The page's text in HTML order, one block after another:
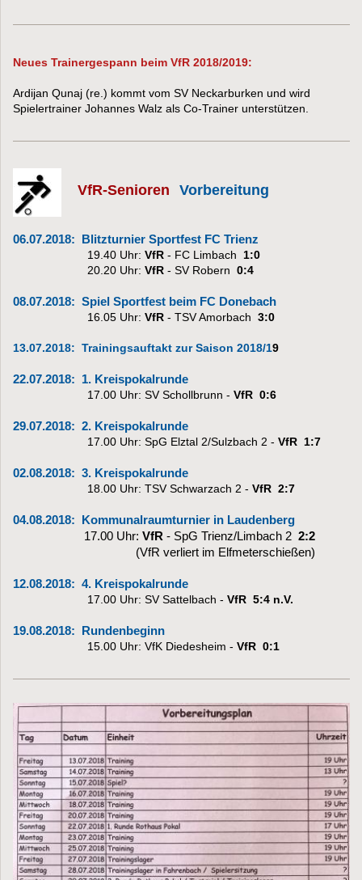
Neues Trainergespann beim VfR 2018/2019:
Ardijan Qunaj (re.) kommt vom SV Neckarburken und wird
Spielertrainer Johannes Walz als Co-Trainer unterstützen.
VfR-Senioren Vorbereitung
06.07.2018:
Blitzturnier Sportfest FC Trienz
19.40 Uhr: VfR - FC Limbach 1:0
20.20 Uhr: VfR - SV Robern 0:4
08.07.2018: Spiel Sportfest beim FC Donebach
16.05 Uhr: VfR - TSV Amorbach 3:0
13.07.2018: Trainingsauftakt zur Saison 2018/19
22.07.2018:
1. Kreispokalrunde
17.00 Uhr: SV Schollbrunn - VfR 0:6
29.07.2018: 2. Kreispokalrunde
17.00 Uhr: SpG Elztal 2/Sulzbach 2 - VfR 1:7
02.08.2018: 3. Kreispokalrunde
18.00 Uhr: TSV Schwarzach 2 - VfR 2:7
04.08.2018:
Kommunalraumturnier in Laudenberg
17.00 Uhr: VfR - SpG Trienz/Limbach 2 2:2
(VfR verliert im Elfmeterschießen)
12.08.2018: 4. Kreispokalrunde
17.00 Uhr: SV Sattelbach - VfR 5:4 n.V.
19.08.2018:
Rundenbeginn
15.00 Uhr: VfK Diedesheim - VfR 0:1